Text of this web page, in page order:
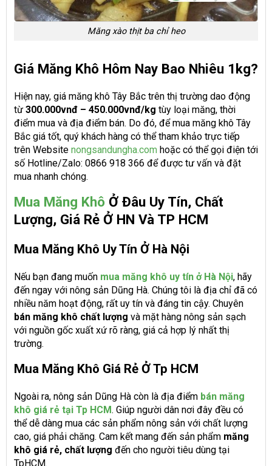
Măng xào thịt ba chỉ heo
Giá Măng Khô Hôm Nay Bao Nhiêu 1kg?
Hiện nay, giá măng khô Tây Bắc trên thị trường dao động
từ 300.000vnđ – 450.000vnđ/kg tùy loại măng, thời
điểm mua và địa điểm bán. Do đó, để mua măng khô Tây
Bắc giá tốt, quý khách hàng có thể tham khảo trực tiếp
trên Website nongsandungha.com hoặc có thể gọi điện tới
số Hotline/Zalo: 0866 918 366 để được tư vấn và đặt
mua nhanh chóng.
Mua Măng Khô Ở Đâu Uy Tín, Chất
Lượng, Giá Rẻ Ở HN Và TP HCM
Mua Măng Khô Uy Tín Ở Hà Nội
Nếu bạn đang muốn mua măng khô uy tín ở Hà Nội, hãy
đến ngay với nông sản Dũng Hà. Chúng tôi là địa chỉ đã có
nhiều năm hoạt động, rất uy tín và đáng tin cậy. Chuyên
bán măng khô chất lượng và mặt hàng nông sản sạch
với nguồn gốc xuất xứ rõ ràng, giá cả hợp lý nhất thị
trường.
Mua Măng Khô Giá Rẻ Ở Tp HCM
Ngoài ra, nông sản Dũng Hà còn là địa điểm bán măng
khô giá rẻ tại Tp HCM. Giúp người dân nơi đây đều có
thể dễ dàng mua các sản phẩm nông sản với chất lượng
cao, giá phải chăng. Cam kết mang đến sản phẩm măng
khô giá rẻ, chất lượng đến cho người tiêu dùng tại
TpHCM.